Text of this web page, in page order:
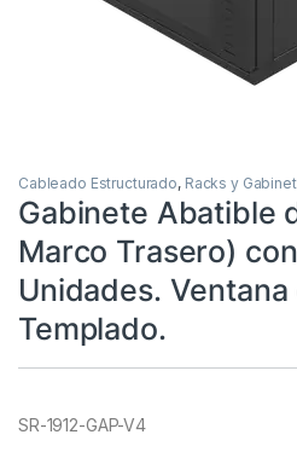
Cableado Estructurado, Racks y
Gabinete Abatible
Marco Trasero)
Unidades.
Templado.
SR-1912-GAP-V4